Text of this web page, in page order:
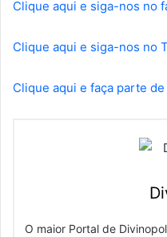
Clique aqui e siga-nos no
Clique aqui e siga-nos no
Clique aqui e faça parte
O maior Portal de